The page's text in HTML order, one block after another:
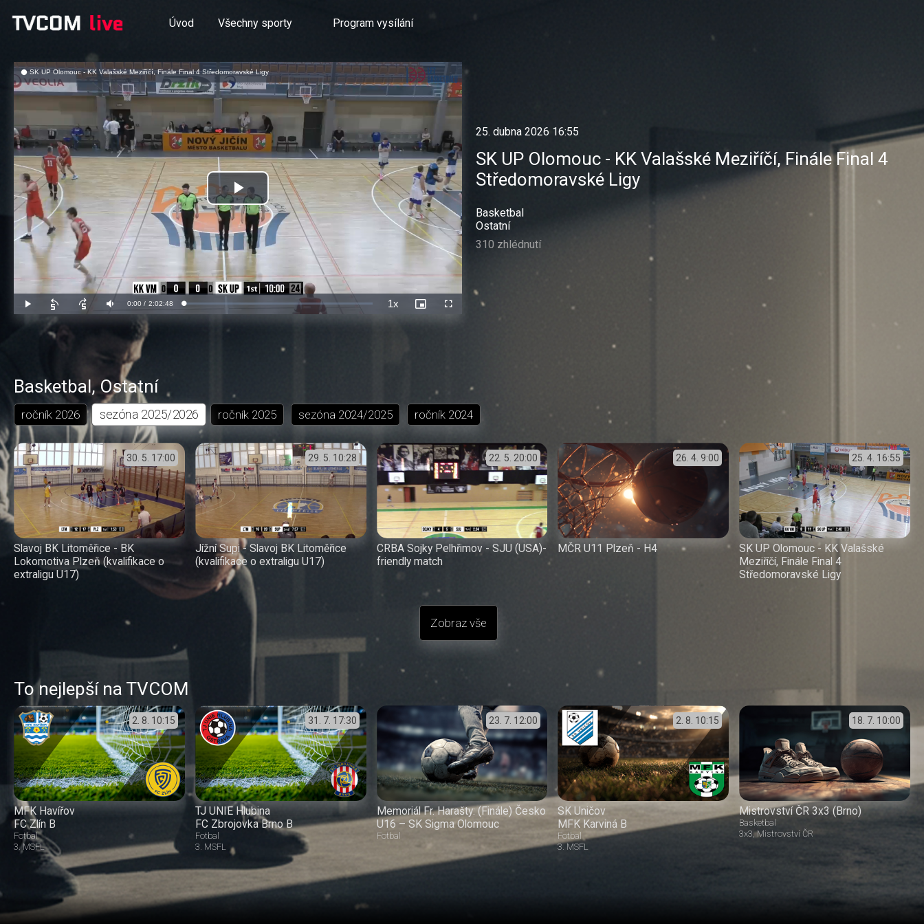
Úvod Všechny sporty Program vysílání
Přehrát
video
Přehrát
Posunout
dozadu
sekund
Posunout
dopředu
ZtlumitAktuální
čas
0:00 / Doba
2:02:48 Načteno:
0.14%
1xRychlostPicture-
Celá
SK UP Olomouc - KK Valašské Meziříčí, Finále Final 4 Středomoravské Ligy
25. dubna 2026 16:55
SK UP Olomouc - KK Valašské Meziříčí, Finále Final 4
Středomoravské Ligy
Basketbal
Ostatní
310 zhlédnutí
Basketbal,Ostatní
ročník 2026 sezóna 2025/2026 ročník 2025 sezóna 2024/2025 ročník 2024
30. 5. 17:00
Slavoj BK Litoměřice - BK
Lokomotiva Plzeň (kvalifikace o
extraligu U17)
29. 5. 10:28
Jížní Supi - Slavoj BK Litoměřice
(kvalifikace o extraligu U17)
22. 5. 20:00
CRBA Sojky Pelhřimov - SJU (USA)-
friendly match
26. 4. 9:00
MČR U11 Plzeň - H4
25. 4. 16:55
SK UP Olomouc - KK Valašské
Meziříčí, Finále Final 4
Středomoravské Ligy
Zobraz vše
To nejlepší na TVCOM
2. 8. 10:15
MFK Havířov
FC Zlín B
Fotbal
3. MSFL
31. 7. 17:30
TJ UNIE Hlubina
FC Zbrojovka Brno B
Fotbal
3. MSFL
23. 7. 12:00
Memoriál Fr. Harašty: (Finále) Česko
U16 – SK Sigma Olomouc
Fotbal
2. 8. 10:15
SK Uničov
MFK Karviná B
Fotbal
3. MSFL
18. 7. 10:00
Mistrovství ČR 3x3 (Brno)
Basketbal
3x3 Mistrovství ČR